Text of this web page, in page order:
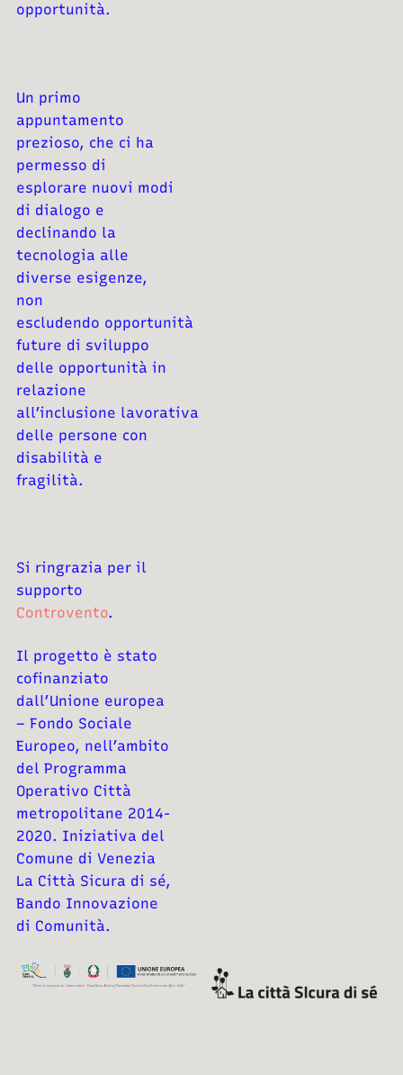
opportunità.
Un primo
appuntamento
prezioso, che ci ha
permesso di
esplorare nuovi modi
di dialogo e
declinando la
tecnologia alle
diverse esigenze,
non
escludendo opportunità
future di sviluppo
delle opportunità in
relazione
all’inclusione lavorativa
delle persone con
disabilità e
fragilità.
Si ringrazia per il
supporto
Controvento.
Il progetto è stato
cofinanziato
dall’Unione europea
– Fondo Sociale
Europeo, nell’ambito
del Programma
Operativo Città
metropolitane 2014-
2020. Iniziativa del
Comune di Venezia
La Città Sicura di sé,
Bando Innovazione
di Comunità.